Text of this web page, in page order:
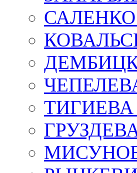
САЛЕНКО
ТИГИЕВА
ГРУЗДЕВА